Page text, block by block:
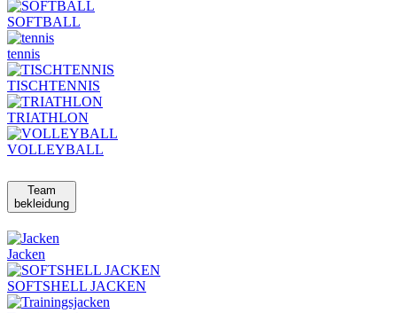
SOFTBALL
tennis
TISCHTENNIS
TRIATHLON
VOLLEYBALL
Team
bekleidung
Jacken
SOFTSHELL JACKEN